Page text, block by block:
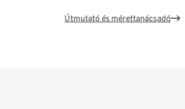
Útmutató és mérettanácsadó